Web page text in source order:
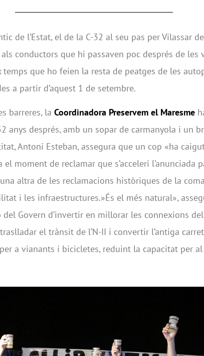
de l’Estat, el de la C-32 al seu pas per Vilassar
conductors que hi passaven poc després de les
temps que ho feien la resta de peatges de les
a partir d’aquest 1 de setembre.
barreres, la Coordinadora Preservem el Maresme
anys després, amb un sopar de carmanyola i un
Antoni Esteban, assegura que un cop «ha
el moment de reclamar que s’acceleri l’anunciada
altra de les reclamacions històriques de la
i les infraestructures.»És el més natural»,
Govern d’invertir en millorar les connexions
el trànsit de l’N-II i convertir l’antiga
a vianants i bicicletes, reduint la capacitat per